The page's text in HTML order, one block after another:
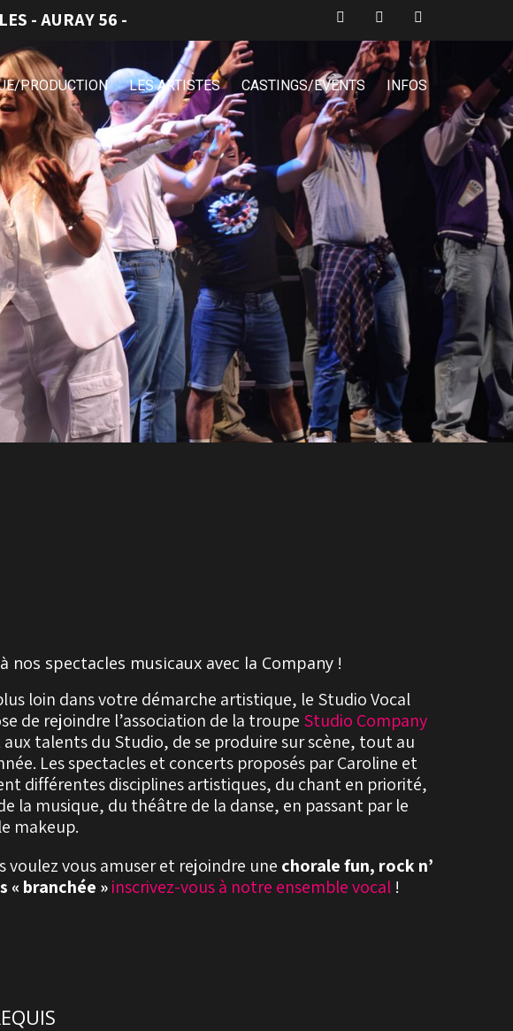
- AURAY 56 -
PRODUCTION LES ARTISTES CASTINGS/EVENTS INFOS
nos spectacles musicaux avec la Company !
loin dans votre démarche artistique, le Studio Vocal
de rejoindre l’association de la troupe Studio Company
talents du Studio, de se produire sur scène, tout au
Les spectacles et concerts proposés par Caroline et
différentes disciplines artistiques, du chant en priorité,
la musique, du théâtre de la danse, en passant par le
makeup.
voulez vous amuser et rejoindre une chorale fun, rock n’
« branchée »inscrivez-vous à notre ensemble vocal !